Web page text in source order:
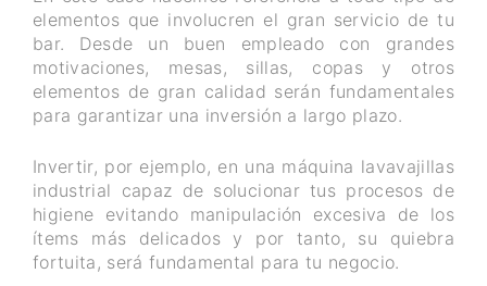
elementos que involucren el gran servicio de tu
bar. Desde un buen empleado con grandes
motivaciones, mesas, sillas, copas y otros
elementos de gran calidad serán fundamentales
para garantizar una inversión a largo plazo.
Invertir, por ejemplo, en una máquina lavavajillas
industrial capaz de solucionar tus procesos de
higiene evitando manipulación excesiva de los
ítems más delicados y por tanto, su quiebra
fortuita, será fundamental para tu negocio.